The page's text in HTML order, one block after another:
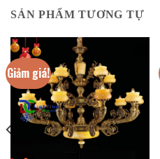
SẢN PHẨM TƯƠNG TỰ
Giảm giá!